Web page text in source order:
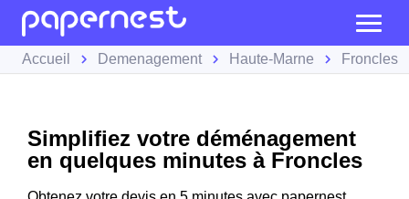
Accueil Demenagement Haute-Marne Froncles